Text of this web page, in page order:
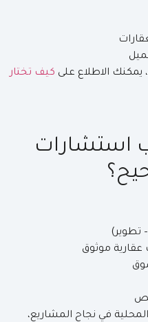
يمكنك الاطلاع على كيف تختار
استشارات
تطوير)
موثوق
في نجاح المشاريع،